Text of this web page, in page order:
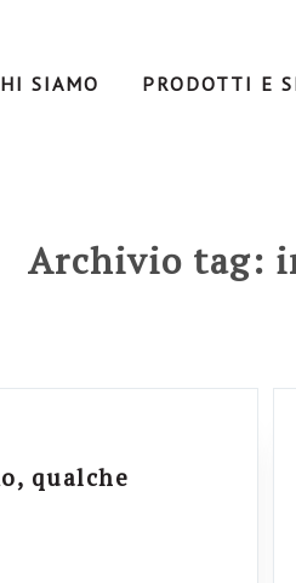
SIAMO PRODOTTI E
Archivio tag:
qualche